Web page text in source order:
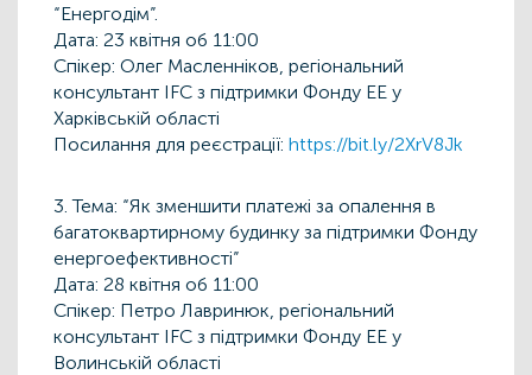
“Енергодім”.
Дата: 23 квітня об 11:00
Спікер: Олег Масленніков, регіональний
консультант IFC з підтримки Фонду ЕЕ у
Харківській області
Посилання для реєстрації: https://bit.ly/2XrV8Jk
3. Тема: “Як зменшити платежі за опалення в
багатоквартирному будинку за підтримки Фонду
енергоефективності”
Дата: 28 квітня об 11:00
Спікер: Петро Лавринюк, регіональний
консультант IFC з підтримки Фонду ЕЕ у
Волинській області